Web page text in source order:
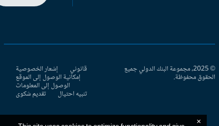
© 2025، مجموعة البنك الدولي جميع
محفوظة.
قانوني إشعار الخصوصية
إمكانية الوصول إلى الموقع
الوصول إلى المعلومات
تنبيه احتيال تقديم شكوى